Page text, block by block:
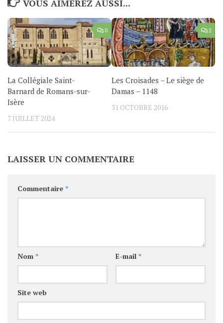
VOUS AIMEREZ AUSSI...
0
La Collégiale Saint-
Barnard de Romans-sur-
Isère
7 JUILLET 2024
2
Les Croisades – Le siège de
Damas – 1148
31 OCTOBRE 2016
LAISSER UN COMMENTAIRE
Commentaire *
Nom * E-mail *
Site web